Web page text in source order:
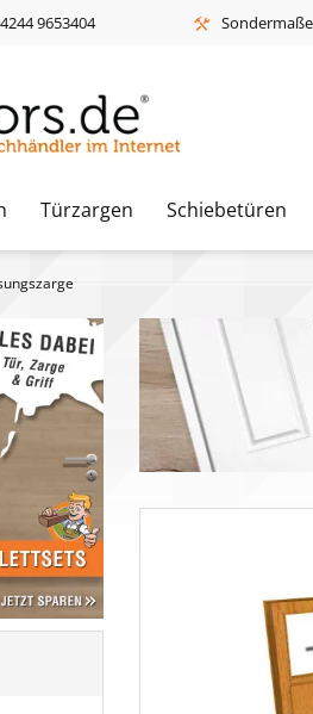
9653404
Türzargen Schiebetüren